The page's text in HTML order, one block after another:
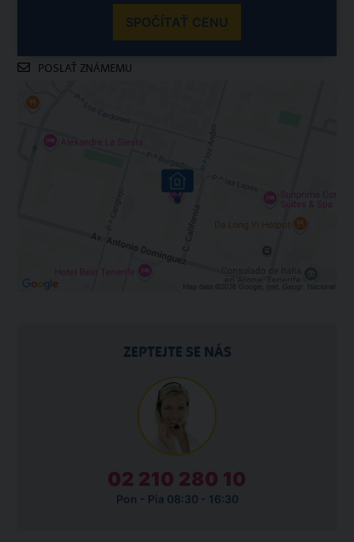
SPOČÍTAŤ CENU
POSLAŤ ZNÁMEMU
ZEPTEJTE SE NÁS
02 210 280 10
Pon - Pia 08:30 - 16:30